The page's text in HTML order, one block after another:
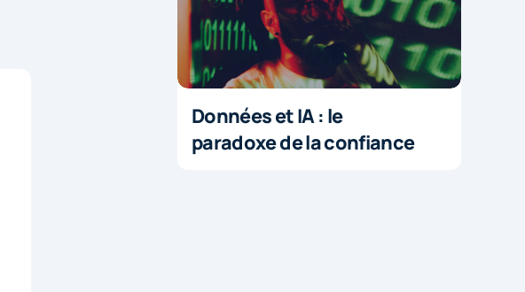
Données et IA : le
paradoxe de la confiance